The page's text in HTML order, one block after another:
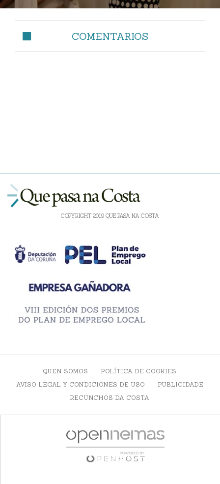
COMENTARIOS
COPYRIGHT 2019 QUE PASA NA COSTA
QUEN SOMOS
POLÍTICA DE COOKIES
AVISO LEGAL Y CONDICIONES DE USO
PUBLICIDADE
RECUNCHOS DA COSTA